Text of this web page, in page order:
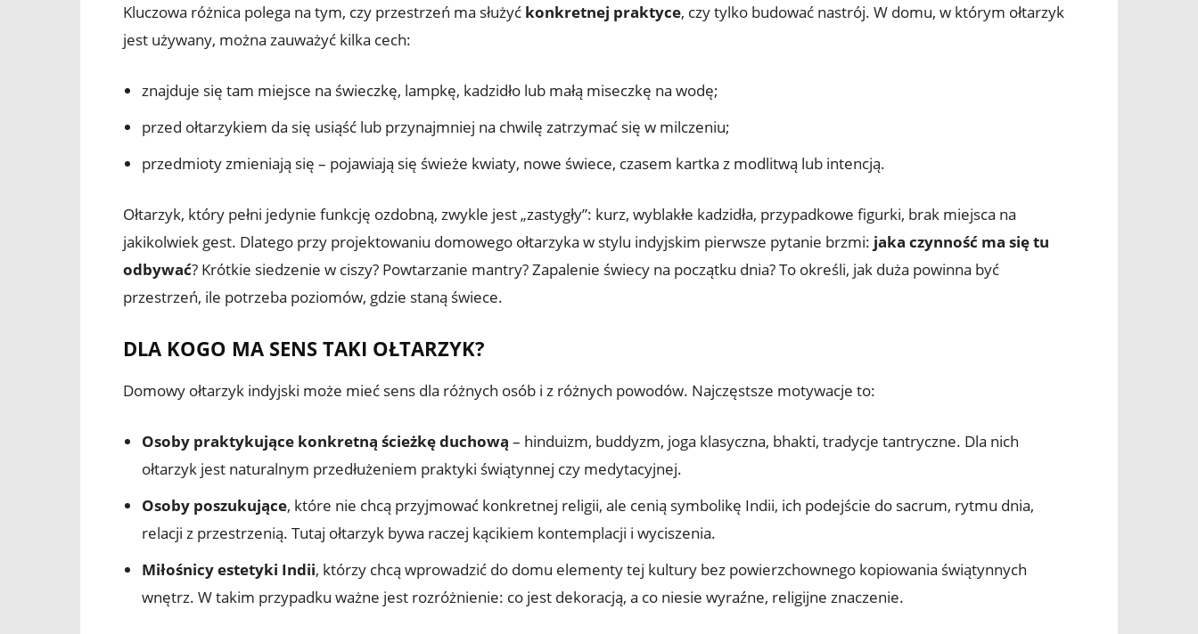
Kluczowa różnica polega na tym, czy przestrzeń ma służyć konkretnej praktyce, czy tylko budować nastrój. W domu, w którym ołtarzyk
jest używany, można zauważyć kilka cech:
znajduje się tam miejsce na świeczkę, lampkę, kadzidło lub małą miseczkę na wodę;
przed ołtarzykiem da się usiąść lub przynajmniej na chwilę zatrzymać się w milczeniu;
przedmioty zmieniają się – pojawiają się świeże kwiaty, nowe świece, czasem kartka z modlitwą lub intencją.
Ołtarzyk, który pełni jedynie funkcję ozdobną, zwykle jest „zastygły”: kurz, wyblakłe kadzidła, przypadkowe figurki, brak miejsca na
jakikolwiek gest. Dlatego przy projektowaniu domowego ołtarzyka w stylu indyjskim pierwsze pytanie brzmi: jaka czynność ma się tu
odbywać? Krótkie siedzenie w ciszy? Powtarzanie mantry? Zapalenie świecy na początku dnia? To określi, jak duża powinna być
przestrzeń, ile potrzeba poziomów, gdzie staną świece.
DLA KOGO MA SENS TAKI OŁTARZYK?
Domowy ołtarzyk indyjski może mieć sens dla różnych osób i z różnych powodów. Najczęstsze motywacje to:
Osoby praktykujące konkretną ścieżkę duchową – hinduizm, buddyzm, joga klasyczna, bhakti, tradycje tantryczne. Dla nich
ołtarzyk jest naturalnym przedłużeniem praktyki świątynnej czy medytacyjnej.
Osoby poszukujące, które nie chcą przyjmować konkretnej religii, ale cenią symbolikę Indii, ich podejście do sacrum, rytmu dnia,
relacji z przestrzenią. Tutaj ołtarzyk bywa raczej kącikiem kontemplacji i wyciszenia.
Miłośnicy estetyki Indii, którzy chcą wprowadzić do domu elementy tej kultury bez powierzchownego kopiowania świątynnych
wnętrz. W takim przypadku ważne jest rozróżnienie: co jest dekoracją, a co niesie wyraźne, religijne znaczenie.